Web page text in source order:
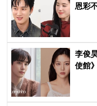
恩彩
李俊
使館